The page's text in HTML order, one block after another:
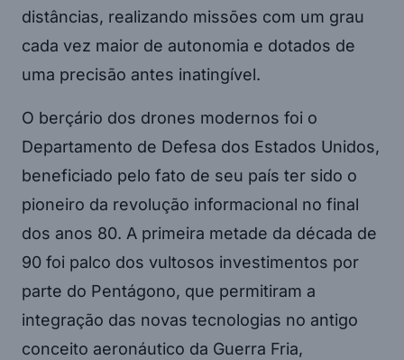
distâncias, realizando missões com um grau
cada vez maior de autonomia e dotados de
uma precisão antes inatingível.
O berçário dos drones modernos foi o
Departamento de Defesa dos Estados Unidos,
beneficiado pelo fato de seu país ter sido o
pioneiro da revolução informacional no final
dos anos 80. A primeira metade da década de
90 foi palco dos vultosos investimentos por
parte do Pentágono, que permitiram a
integração das novas tecnologias no antigo
conceito aeronáutico da Guerra Fria,